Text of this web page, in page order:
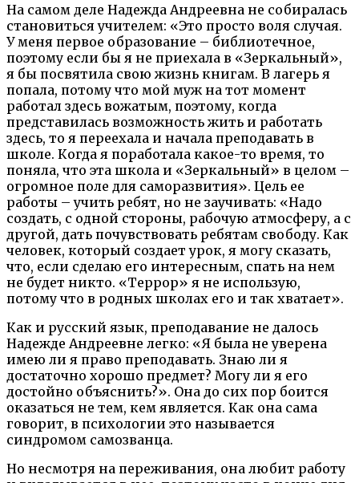
На самом деле Надежда Андреевна не собиралась
становиться учителем: «Это просто воля случая.
У меня первое образование – библиотечное,
поэтому если бы я не приехала в «Зеркальный»,
я бы посвятила свою жизнь книгам. В лагерь я
попала, потому что мой муж на тот момент
работал здесь вожатым, поэтому, когда
представилась возможность жить и работать
здесь, то я переехала и начала преподавать в
школе. Когда я поработала какое-то время, то
поняла, что эта школа и «Зеркальный» в целом –
огромное поле для саморазвития». Цель ее
работы – учить ребят, но не заучивать: «Надо
создать, с одной стороны, рабочую атмосферу, а с
другой, дать почувствовать ребятам свободу. Как
человек, который создает урок, я могу сказать,
что, если сделаю его интересным, спать на нем
не будет никто. «Террор» я не использую,
потому что в родных школах его и так хватает».
Как и русский язык, преподавание не далось
Надежде Андреевне легко: «Я была не уверена
имею ли я право преподавать. Знаю ли я
достаточно хорошо предмет? Могу ли я его
достойно объяснить?». Она до сих пор боится
оказаться не тем, кем является. Как она сама
говорит, в психологии это называется
синдромом самозванца.
Но несмотря на переживания, она любит работу